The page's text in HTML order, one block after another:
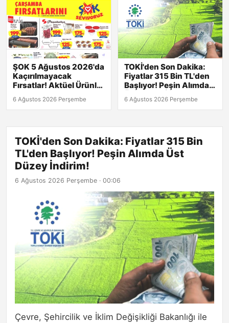
ŞOK 5 Ağustos 2026'da
Kaçırılmayacak
Fırsatlar! Aktüel Ürünler
Kataloğu Burada!
6 Ağustos 2026 Perşembe
TOKİ'den Son Dakika:
Fiyatlar 315 Bin TL'den
Başlıyor! Peşin Alımda
Üst Düzey İndirim!
6 Ağustos 2026 Perşembe
TOKİ'den Son Dakika: Fiyatlar 315 Bin
TL'den Başlıyor! Peşin Alımda Üst
Düzey İndirim!
6 Ağustos 2026 Perşembe · 00:06
Çevre, Şehircilik ve İklim Değişikliği Bakanlığı ile